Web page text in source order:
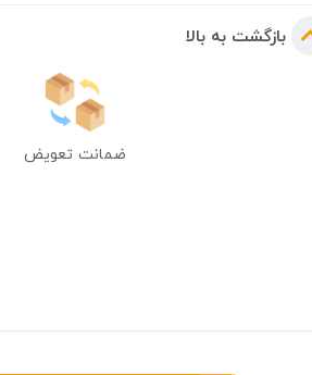
بازگشت به بالا
ضمانت تعویض